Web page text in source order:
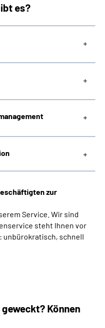
es?
zur
Service. Wir sind
steht Ihnen vor
unbürokratisch, schnell
Können